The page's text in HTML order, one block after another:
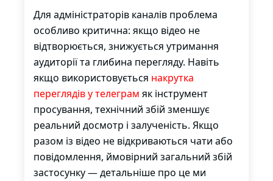
Для адміністраторів каналів проблема
особливо критична: якщо відео не
відтворюється, знижується утримання
аудиторії та глибина перегляду. Навіть
якщо використовується накрутка
переглядів у телеграм як інструмент
просування, технічний збій зменшує
реальний досмотр і залученість. Якщо
разом із відео не відкриваються чати або
повідомлення, ймовірний загальний збій
застосунку — детальніше про це ми